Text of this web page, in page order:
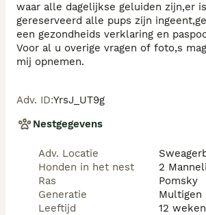
waar alle dagelijkse geluiden zijn,er
gereserveerd alle pups zijn
een gezondheids verklaring en
Voor al u overige vragen of foto,s
mij opnemen.
Adv. ID:YrsJ_UT9g
Nestgegevens
Adv. Locatie
Honden in het nest
2
Ras
Pomsky
Generatie
Multigen
Leeftijd
12